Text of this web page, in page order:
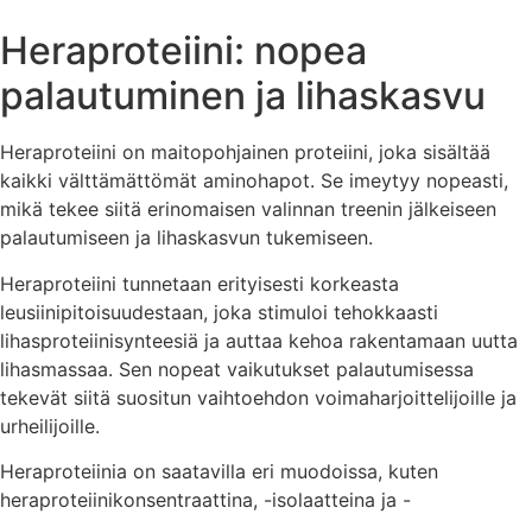
Heraproteiini: nopea
palautuminen ja lihaskasvu
Heraproteiini on maitopohjainen proteiini, joka sisältää
kaikki välttämättömät aminohapot. Se imeytyy nopeasti,
mikä tekee siitä erinomaisen valinnan treenin jälkeiseen
palautumiseen ja lihaskasvun tukemiseen.
Heraproteiini tunnetaan erityisesti korkeasta
leusiinipitoisuudestaan, joka stimuloi tehokkaasti
lihasproteiinisynteesiä ja auttaa kehoa rakentamaan uutta
lihasmassaa. Sen nopeat vaikutukset palautumisessa
tekevät siitä suositun vaihtoehdon voimaharjoittelijoille ja
urheilijoille.
Heraproteiinia on saatavilla eri muodoissa, kuten
heraproteiinikonsentraattina, -isolaatteina ja -